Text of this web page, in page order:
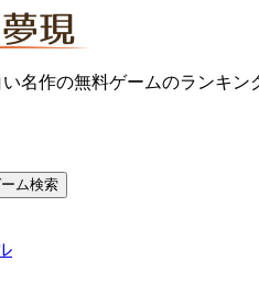
名作の無料ゲームのランキン